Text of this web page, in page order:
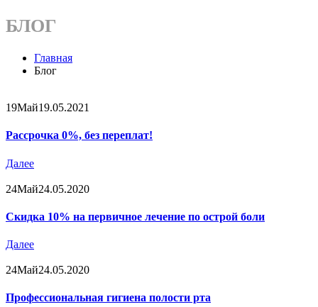
БЛОГ
Главная
Блог
19Май19.05.2021
Рассрочка 0%, без переплат!
Далее
24Май24.05.2020
Скидка 10% на первичное лечение по острой боли
Далее
24Май24.05.2020
Профессиональная гигиена полости рта